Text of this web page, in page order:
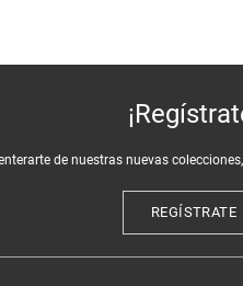
de nuestras nuevas
REGÍSTRATE